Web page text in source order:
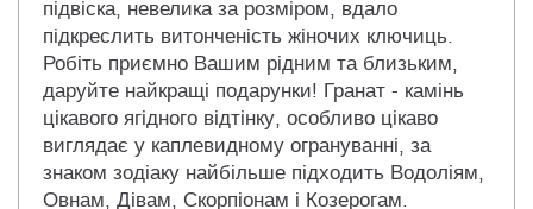
підвіска, невелика за розміром, вдало
підкреслить витонченість жіночих ключиць.
Робіть приємно Вашим рідним та близьким,
даруйте найкращі подарунки! Гранат - камінь
цікавого ягідного відтінку, особливо цікаво
виглядає у каплевидному огрануванні, за
знаком зодіаку найбільше підходить Водоліям,
Овнам, Дівам, Скорпіонам і Козерогам.